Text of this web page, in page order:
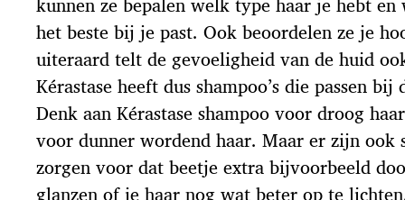
het beste bij je past. Ook beoordelen ze je
uiteraard telt de gevoeligheid van de huid
Kérastase heeft dus shampoo’s die passen
Denk aan Kérastase shampoo voor droog
voor dunner wordend haar. Maar er zijn ook
zorgen voor dat beetje extra bijvoorbeeld